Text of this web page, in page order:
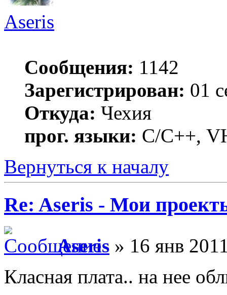
Aseris
Сообщения: 1142
Зарегистрирован: 01
Откуда: Чехия
прог. языки: C/С++,
Вернуться к началу
Re: Aseris - Мои
Aseris » 16 янв
Класная плата.. на нее